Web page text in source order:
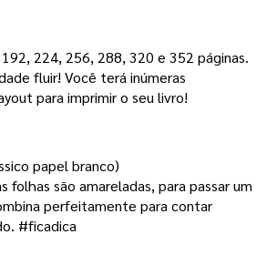
fluir! Você terá inúmeras
para imprimir o seu livro!
papel branco)
folhas são amareladas, para passar um
perfeitamente para contar
#ficadica